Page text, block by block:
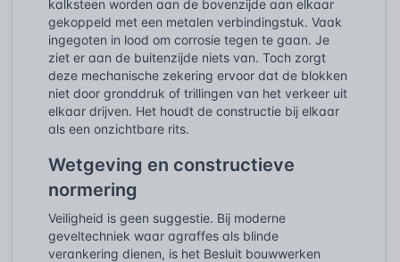
kalksteen worden aan de bovenzijde aan elkaar
gekoppeld met een metalen verbindingstuk. Vaak
ingegoten in lood om corrosie tegen te gaan. Je
ziet er aan de buitenzijde niets van. Toch zorgt
deze mechanische zekering ervoor dat de blokken
niet door gronddruk of trillingen van het verkeer uit
elkaar drijven. Het houdt de constructie bij elkaar
als een onzichtbare rits.
Wetgeving en constructieve
normering
Veiligheid is geen suggestie. Bij moderne
geveltechniek waar agraffes als blinde
verankering dienen, is het Besluit bouwwerken